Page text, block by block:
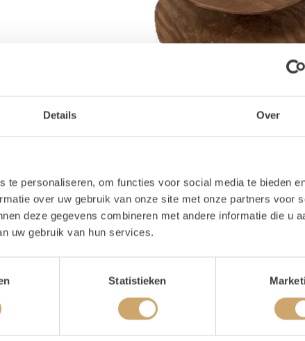
Details Over
te personaliseren, om functies voor social media te bieden
over uw gebruik van onze site met onze partners voor
deze gegevens combineren met andere informatie die u
uw gebruik van hun services.
Statistieken